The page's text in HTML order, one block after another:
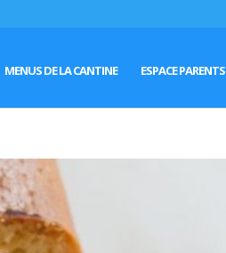
MENUS DE LA CANTINE ESPACE PARENTS